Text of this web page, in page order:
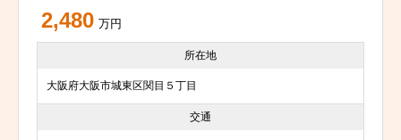
2,480 万円
所在地
大阪府大阪市城東区関目５丁目
交通